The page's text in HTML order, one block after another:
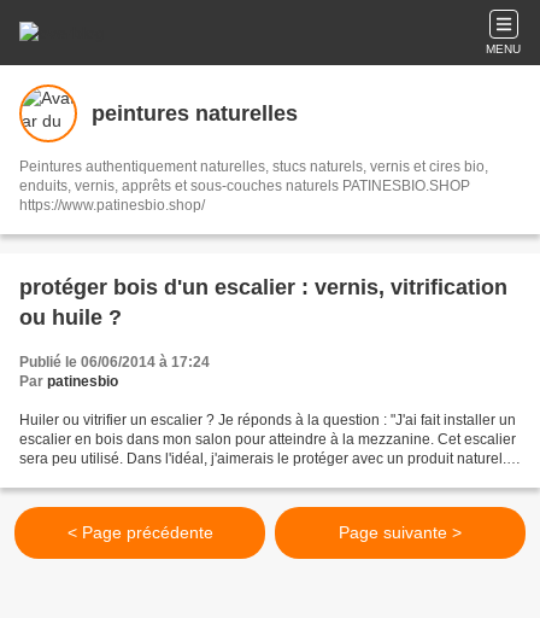
MENU
peintures naturelles
Peintures authentiquement naturelles, stucs naturels, vernis et cires bio,
enduits, vernis, apprêts et sous-couches naturels PATINESBIO.SHOP
https://www.patinesbio.shop/
protéger bois d'un escalier : vernis, vitrification
ou huile ?
Publié le 06/06/2014 à 17:24
Par patinesbio
Huiler ou vitrifier un escalier ? Je réponds à la question : "J'ai fait installer un
escalier en bois dans mon salon pour atteindre à la mezzanine. Cet escalier
sera peu utilisé. Dans l'idéal, j'aimerais le protéger avec un produit naturel.
< Page précédente Page suivante >